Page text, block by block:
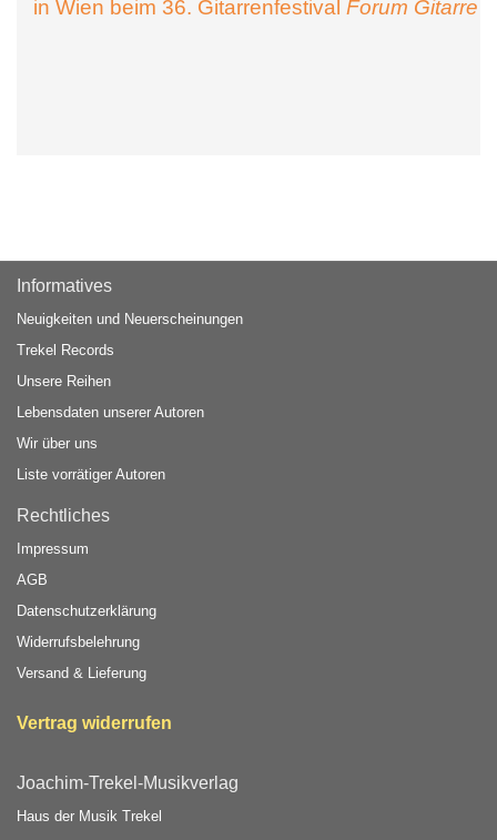
in Wien beim 36. Gitarrenfestival Forum Gitarre
Informatives
Neuigkeiten und Neuerscheinungen
Trekel Records
Unsere Reihen
Lebensdaten unserer Autoren
Wir über uns
Liste vorrätiger Autoren
Rechtliches
Impressum
AGB
Datenschutzerklärung
Widerrufsbelehrung
Versand & Lieferung
Vertrag widerrufen
Joachim-Trekel-Musikverlag
Haus der Musik Trekel